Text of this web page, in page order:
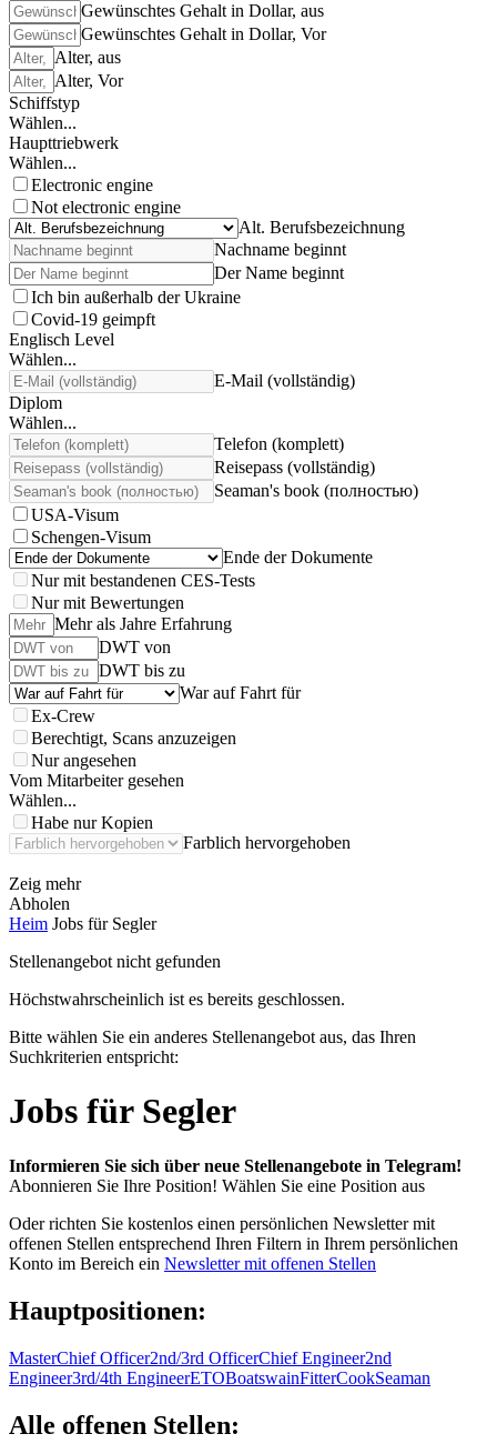
Gewünschtes Gehalt in Dollar, aus
Gewünschtes Gehalt in Dollar, Vor
Alter, aus
Alter, Vor
Schiffstyp
Wählen...
Haupttriebwerk
Wählen...
Electronic engine
Not electronic engine
Alt. Berufsbezeichnung
Nachname beginnt
Der Name beginnt
Ich bin außerhalb der Ukraine
Covid-19 geimpft
Englisch Level
Wählen...
E-Mail (vollständig)
Diplom
Wählen...
Telefon (komplett)
Reisepass (vollständig)
Seaman's book (полностью)
USA-Visum
Schengen-Visum
Ende der Dokumente
Nur mit bestandenen CES-Tests
Nur mit Bewertungen
Mehr als Jahre Erfahrung
DWT von
DWT bis zu
War auf Fahrt für
Ex-Crew
Berechtigt, Scans anzuzeigen
Nur angesehen
Vom Mitarbeiter gesehen
Wählen...
Habe nur Kopien
Farblich hervorgehoben
Zeig mehr
Abholen
Heim Jobs für Segler
Stellenangebot nicht gefunden
Höchstwahrscheinlich ist es bereits geschlossen.
Bitte wählen Sie ein anderes Stellenangebot aus, das Ihren
Suchkriterien entspricht:
Jobs für Segler
Informieren Sie sich über neue Stellenangebote in Telegram!
Abonnieren Sie Ihre Position! Wählen Sie eine Position aus
Oder richten Sie kostenlos einen persönlichen Newsletter mit
offenen Stellen entsprechend Ihren Filtern in Ihrem persönlichen
Konto im Bereich ein Newsletter mit offenen Stellen
Hauptpositionen:
MasterChief Officer2nd/3rd OfficerChief Engineer2nd
Engineer3rd/4th EngineerETOBoatswainFitterCookSeaman
Alle offenen Stellen: